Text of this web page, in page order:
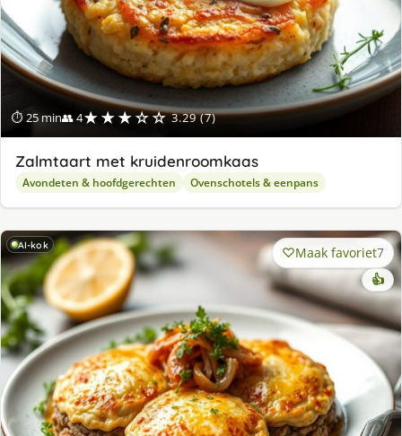
⏱ 25 min👥 4★★★☆☆ 3.29 (7)
Zalmtaart met kruidenroomkaas
Avondeten & hoofdgerechten Ovenschotels & eenpans
AI-kok Maak favoriet7
👍